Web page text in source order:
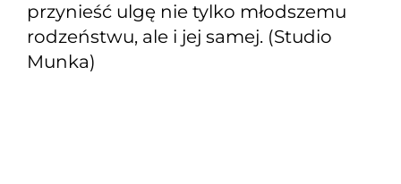
przynieść ulgę nie tylko młodszemu
rodzeństwu, ale i jej samej. (Studio
Munka)